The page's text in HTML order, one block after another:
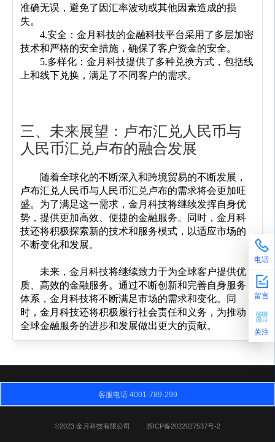
准确无误，避免了因汇率波动或其他因素造成的损
失。
技术和严格的安全措施，确保了客户资金的安全。
上和线下兑换，满足了不同客户的需求。
三、未来展望：卢布汇兑人民币与
人民币汇兑卢布的融合发展
卢布汇兑人民币与人民币汇兑卢布的需求将会更加旺
盛。为了满足这一需求，金月科技将继续发挥自身优
势，提供更加高效、便捷的金融服务。同时，金月科
技还将积极探索新的技术和服务模式，以适应市场的
不断变化和发展。
质、高效的金融服务。通过不断创新和完善自身服务
体系，金月科技将不断满足市场的需求和变化。同
时，金月科技还将积极履行社会责任和义务，为推动
全球金融服务的进步和发展做出更大的贡献。
电话
留言
关注
客服电话 4001-789-299
©2023 金月科技有限公司 浙ICP备2022027537号-2